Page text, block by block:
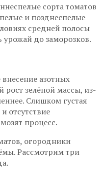
сорта томатов
и позднеспелые
средней полосы
урожай до заморозков.
азотных
зелёной массы, из-
Слишком густая
отсутствие
процесс.
огородники
Рассмотрим три